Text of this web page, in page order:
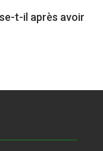
t-il après avoir